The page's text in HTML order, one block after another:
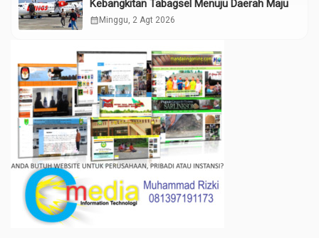
Kebangkitan Tabagsel Menuju Daerah Maju
calendar_month Minggu, 2 Agt 2026